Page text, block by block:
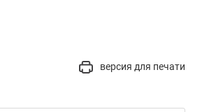
версия для печати